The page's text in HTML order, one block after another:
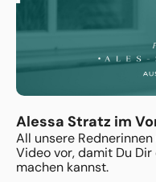
Alessa Stratz im
All unsere
Video vor, damit Du
machen kannst.